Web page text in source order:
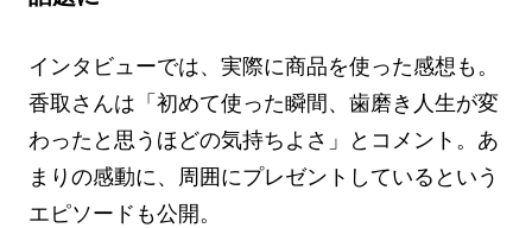
インタビューでは、実際に商品を使った感想も。
香取さんは「初めて使った瞬間、歯磨き人生が変
わったと思うほどの気持ちよさ」とコメント。あ
まりの感動に、周囲にプレゼントしているという
エピソードも公開。